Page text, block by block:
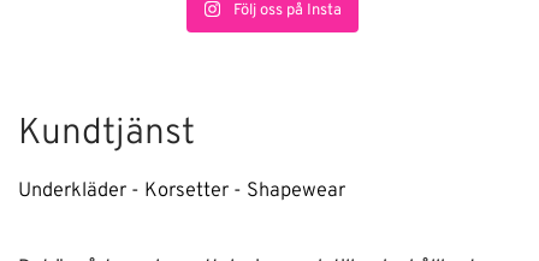
Följ oss på Insta
Kundtjänst
Underkläder - Korsetter - Shapewear